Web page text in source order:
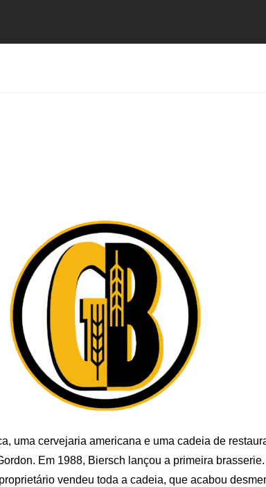
uma cervejaria americana e uma cadeia de
Em 1988, Biersch lançou a primeira
vendeu toda a cadeia, que acabou